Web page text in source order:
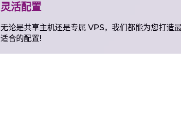
灵活配置
无论是共享主机还是专属 VPS，我们都能为您打造
适合的配置!